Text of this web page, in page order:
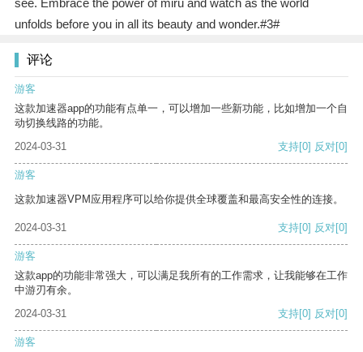
see. Embrace the power of miru and watch as the world
unfolds before you in all its beauty and wonder.#3#
评论
游客
这款加速器app的功能有点单一，可以增加一些新功能，比如增加一个自
动切换线路的功能。
2024-03-31
支持[0] 反对[0]
游客
这款加速器VPM应用程序可以给你提供全球覆盖和最高安全性的连接。
2024-03-31 支持[0] 反对[0]
游客
这款app的功能非常强大，可以满足我所有的工作需求，让我能够在工作
中游刃有余。
2024-03-31
支持[0] 反对[0]
游客